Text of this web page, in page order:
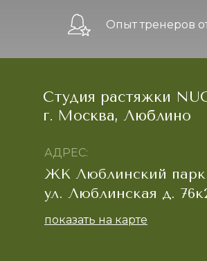
Опыт тренеров
Студия растяжки
г. Москва, Люблино
ЖК Люблинский парк
ул. Люблинская д.
показать на карте
АДРЕС: